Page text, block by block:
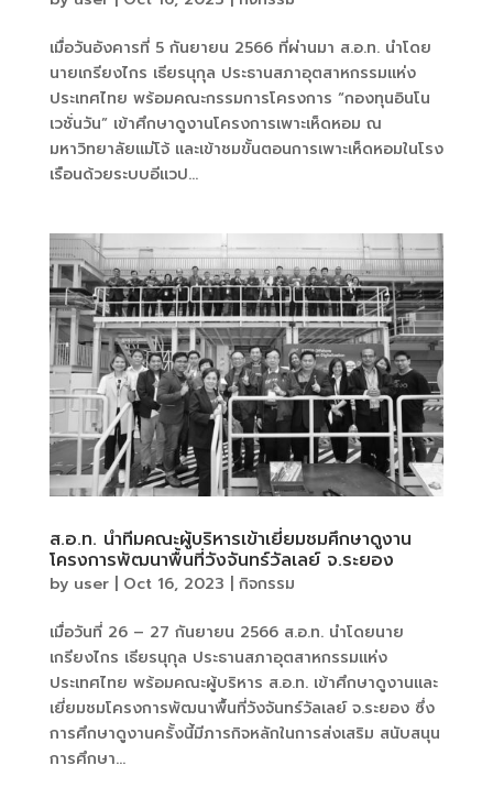
เมื่อวันอังคารที่ 5 กันยายน 2566 ที่ผ่านมา ส.อ.ท. นำโดย
นายเกรียงไกร เธียรนุกุล ประธานสภาอุตสาหกรรมแห่ง
ประเทศไทย พร้อมคณะกรรมการโครงการ “กองทุนอินโน
เวชั่นวัน” เข้าศึกษาดูงานโครงการเพาะเห็ดหอม ณ
มหาวิทยาลัยแม่โจ้ และเข้าชมขั้นตอนการเพาะเห็ดหอมในโรง
เรือนด้วยระบบอีแวป...
ส.อ.ท. นำทีมคณะผู้บริหารเข้าเยี่ยมชมศึกษาดูงาน
โครงการพัฒนาพื้นที่วังจันทร์วัลเลย์ จ.ระยอง
by user| Oct 16, 2023 | กิจกรรม
เมื่อวันที่ 26 – 27 กันยายน 2566 ส.อ.ท. นำโดยนาย
เกรียงไกร เธียรนุกุล ประธานสภาอุตสาหกรรมแห่ง
ประเทศไทย พร้อมคณะผู้บริหาร ส.อ.ท. เข้าศึกษาดูงานและ
เยี่ยมชมโครงการพัฒนาพื้นที่วังจันทร์วัลเลย์ จ.ระยอง ซึ่ง
การศึกษาดูงานครั้งนี้มีภารกิจหลักในการส่งเสริม สนับสนุน
การศึกษา...